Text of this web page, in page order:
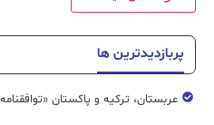
پربازدیدترین ها
عربستان، ترکیه و پاکستان